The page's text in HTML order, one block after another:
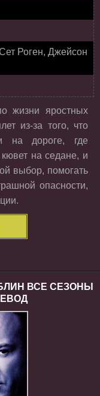
Роген, Джейсон
жизни яростных
из-за того, что
на дороге, где
на седане, и
выбор, помогать
опасности,
ВСЕ СЕЗОНЫ